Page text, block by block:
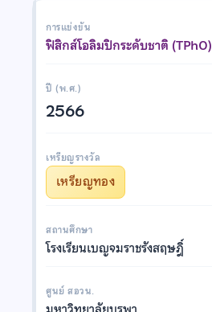
การแข่งขัน
ฟิสิกส์โอลิมปิกระดับชาติ (TPhO)
ปี (พ.ศ.)
2566
เหรียญรางวัล
เหรียญทอง
สถานศึกษา
โรงเรียนเบญจมราชรังสฤษฎิ์
ศูนย์ สอวน.